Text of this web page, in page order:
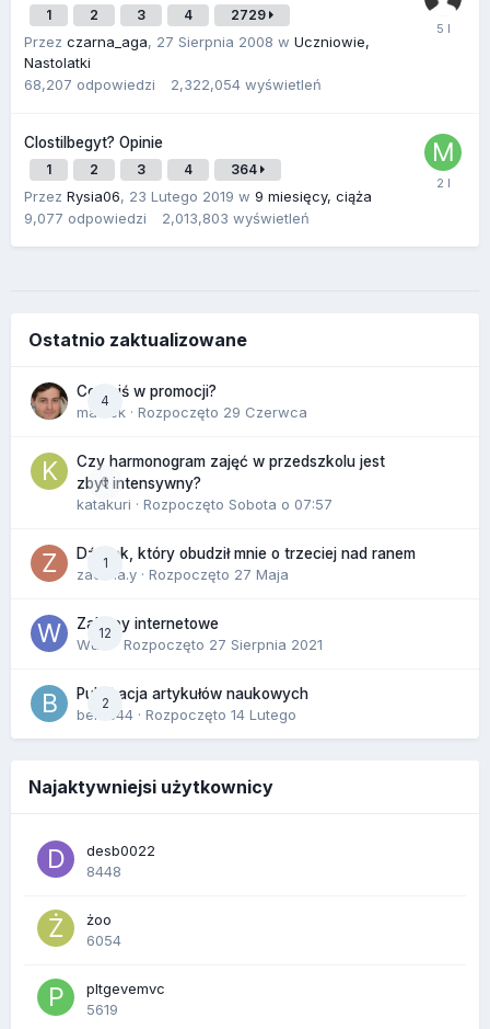
1 2 3 4 2729
Przez czarna_aga, 27 Sierpnia 2008 w Uczniowie,
Nastolatki
68,207 odpowiedzi 2,322,054 wyświetleń
Clostilbegyt? Opinie
1 2 3 4 364
Przez Rysia06, 23 Lutego 2019 w 9 miesięcy, ciąża
9,077 odpowiedzi 2,013,803 wyświetleń
Ostatnio zaktualizowane
4
Co dziś w promocji?
maciek · Rozpoczęto 29 Czerwca
0
Czy harmonogram zajęć w przedszkolu jest
zbyt intensywny?
katakuri · Rozpoczęto Sobota o 07:57
1
Dźwięk, który obudził mnie o trzeciej nad ranem
zackr.a.y · Rozpoczęto 27 Maja
12
Zakupy internetowe
Wula
· Rozpoczęto 27 Sierpnia 2021
2
Publikacja artykułów naukowych
berus44 · Rozpoczęto 14 Lutego
Najaktywniejsi użytkownicy
desb0022
8448
żoo
6054
pltgevemvc
5619